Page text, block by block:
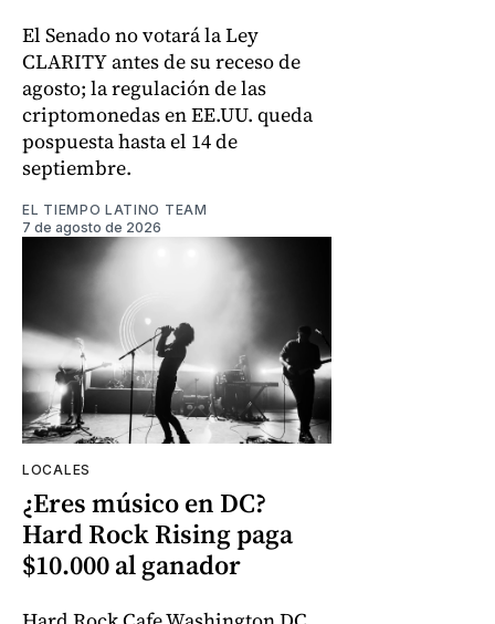
El Senado no votará la Ley
CLARITY antes de su receso de
agosto; la regulación de las
criptomonedas en EE.UU. queda
pospuesta hasta el 14 de
septiembre.
EL TIEMPO LATINO TEAM
7 de agosto de 2026
LOCALES
¿Eres músico en DC?
Hard Rock Rising paga
$10.000 al ganador